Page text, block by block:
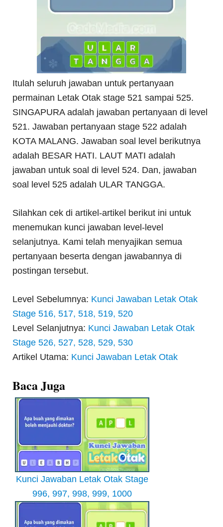
Itulah seluruh jawaban untuk pertanyaan
permainan Letak Otak stage 521 sampai 525.
SINGAPURA adalah jawaban pertanyaan di level
521. Jawaban pertanyaan stage 522 adalah
KOTA MALANG. Jawaban soal level berikutnya
adalah BESAR HATI. LAUT MATI adalah
jawaban untuk soal di level 524. Dan, jawaban
soal level 525 adalah ULAR TANGGA.
Silahkan cek di artikel-artikel berikut ini untuk
menemukan kunci jawaban level-level
selanjutnya. Kami telah menyajikan semua
pertanyaan beserta dengan jawabannya di
postingan tersebut.
Level Sebelumnya: Kunci Jawaban Letak Otak
Stage 516, 517, 518, 519, 520
Level Selanjutnya: Kunci Jawaban Letak Otak
Stage 526, 527, 528, 529, 530
Artikel Utama: Kunci Jawaban Letak Otak
Baca Juga
Kunci Jawaban Letak Otak Stage
996, 997, 998, 999, 1000